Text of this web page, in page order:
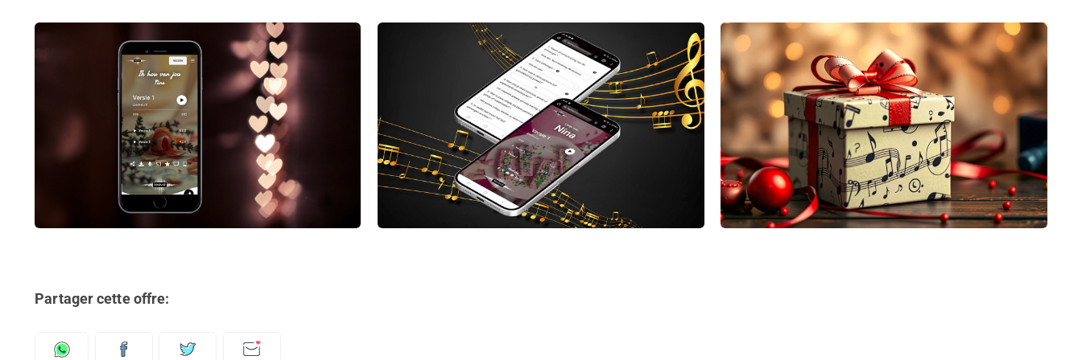
Partager cette offre: